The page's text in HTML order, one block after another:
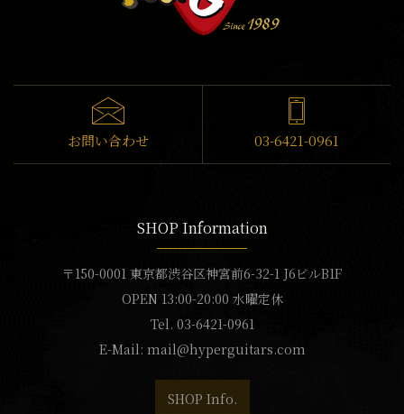
お問い合わせ 03-6421-0961
SHOP Information
〒150-0001 東京都渋谷区神宮前6-32-1 J6ビルB1F
OPEN 13:00-20:00 水曜定休
Tel. 03-6421-0961
E-Mail: mail@hyperguitars.com
SHOP Info.